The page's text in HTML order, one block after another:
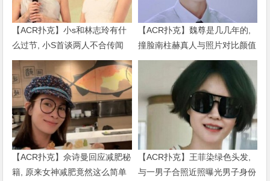
【ACR扑克】小s和林志玲有什
么过节, 小S首谈两人不合传闻
说了什么
【ACR扑克】魏尊是几几年的,
撞脸南柱赫真人与照片对比颜值
被质疑
【ACR扑克】佘诗曼回应减肥秘
籍, 原来女神减肥竟然这么简单
【ACR扑克】王菲染绿色头发,
与一男子合照近照曝光男子身份